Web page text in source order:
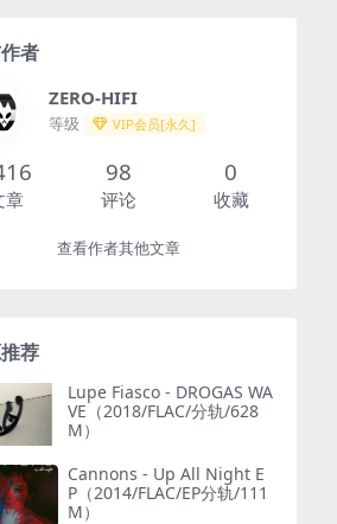
者
ZERO-HIFI
等级 VIP会员[永久]
章
98
评论
0
收藏
查看作者其他文章
荐
Lupe Fiasco - DROGAS WA
VE（2018/FLAC/分轨/628
M）
Cannons - Up All Night E
P（2014/FLAC/EP分轨/111
M）